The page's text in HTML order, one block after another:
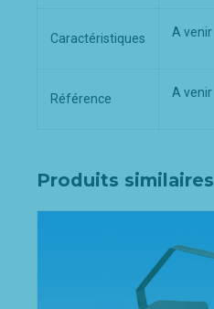
Caractéristiques A venir
Référence A venir
Produits similaires